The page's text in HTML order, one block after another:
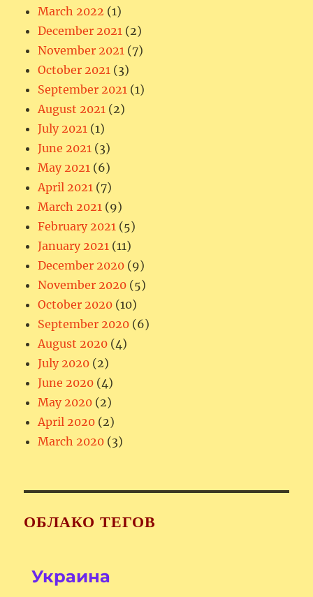
March 2022 (1)
December 2021 (2)
November 2021 (7)
October 2021 (3)
September 2021 (1)
August 2021 (2)
July 2021 (1)
June 2021 (3)
May 2021 (6)
April 2021 (7)
March 2021 (9)
February 2021 (5)
January 2021 (11)
December 2020 (9)
November 2020 (5)
October 2020 (10)
September 2020 (6)
August 2020 (4)
July 2020 (2)
June 2020 (4)
May 2020 (2)
April 2020 (2)
March 2020 (3)
ОБЛАКО ТЕГОВ
Украина